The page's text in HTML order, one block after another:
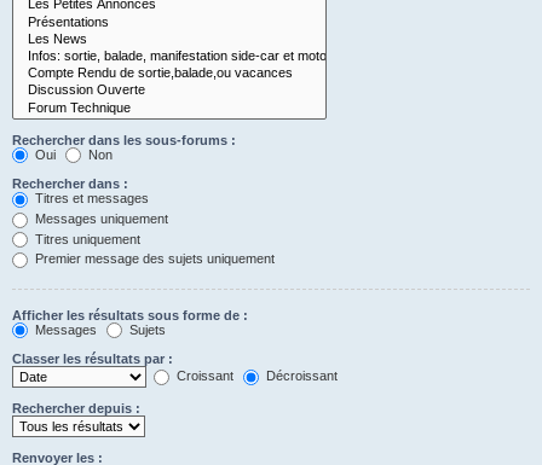
Rechercher dans les sous-forums :
Oui
Non
Rechercher dans :
Titres et messages
Messages uniquement
Titres uniquement
Premier message des sujets uniquement
Afficher les résultats sous forme de :
Messages
Sujets
Classer les résultats par :
Croissant
Décroissant
Rechercher depuis :
Renvoyer les :